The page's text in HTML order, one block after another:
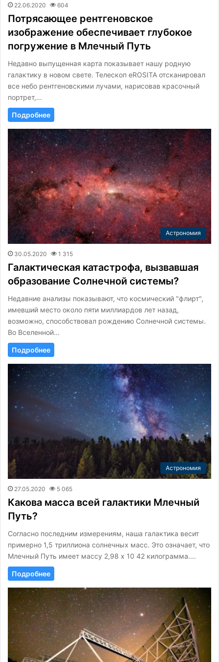
22.06.2020 604
Потрясающее рентгеновское
изображение обеспечивает глубокое
погружение в Млечный Путь
Недавно выпущенная карта показывает нашу родную
галактику в новом свете. Телескоп eROSITA отсканировал
все небо рентгеновскими лучами, нарисовав красочный
портрет,…
Подробнее
Астрономия
30.05.2020 1 315
Галактическая катастрофа, вызвавшая
образование Солнечной системы?
Недавние анализы показывают, что космический "флирт",
имевший место около пяти миллиардов лет назад,
возможно, способствовал рождению Солнечной системы.
Во Вселенной…
Подробнее
Астрономия
27.05.2020 5 065
Какова масса всей галактики Млечный
Путь?
Согласно последним измерениям, наша галактика весит
примерно 1,5 триллиона солнечных масс. Это означает, что
Млечный Путь имеет массу 2,98 x 10 42 килограмма.…
Подробнее